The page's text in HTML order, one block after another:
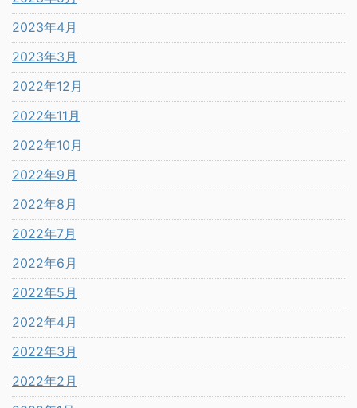
2023年4月
2023年3月
2022年12月
2022年11月
2022年10月
2022年9月
2022年8月
2022年7月
2022年6月
2022年5月
2022年4月
2022年3月
2022年2月